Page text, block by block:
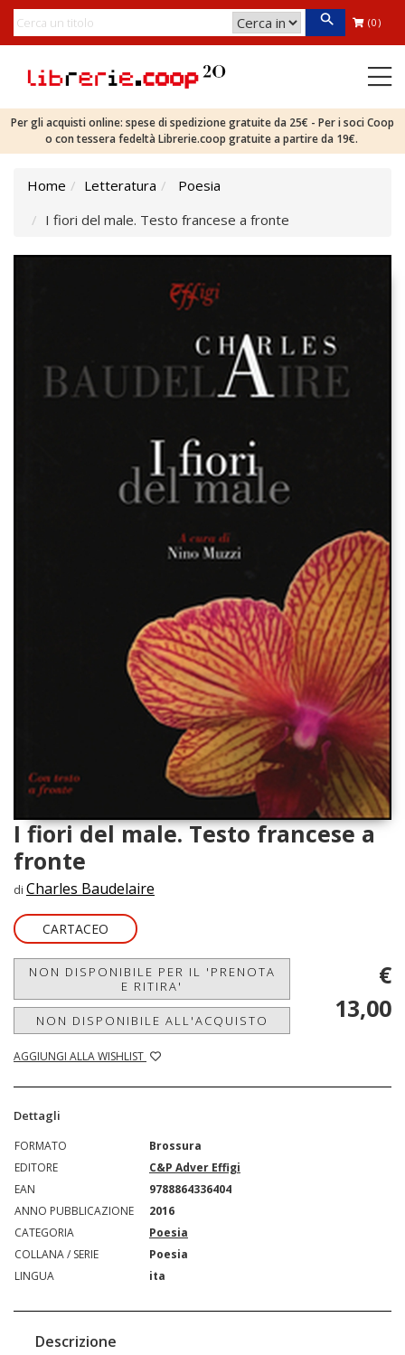
(0)
Per gli acquisti online: spese di spedizione gratuite da 25€ - Per i soci Coop
o con tessera fedeltà Librerie.coop gratuite a partire da 19€.
Home Letteratura
Poesia
I fiori del male. Testo francese a fronte
I fiori del male. Testo francese a
fronte
di Charles Baudelaire
CARTACEO
NON DISPONIBILE PER IL 'PRENOTA
E RITIRA'
NON DISPONIBILE ALL'ACQUISTO
AGGIUNGI ALLA WISHLIST
€
13,00
Dettagli
FORMATO
Brossura
EDITORE
C&P Adver Effigi
EAN
9788864336404
ANNO PUBBLICAZIONE
2016
CATEGORIA
Poesia
COLLANA / SERIE
Poesia
LINGUA
ita
Descrizione